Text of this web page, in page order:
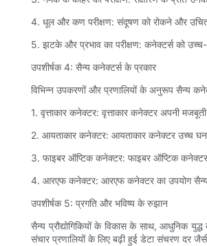
4. धूल और कण परीक्षण: संदूषण को रोकने और उचित
5. झटके और प्रभाव का परीक्षण: कनेक्टर्स को
उपशीर्षक 4: सैन्य कनेक्टर्स के प्रकार
विभिन्न उपकरणों और प्रणालियों के अनुरूप सैन्य
1. वृत्ताकार कनेक्टर: वृत्ताकार कनेक्टर अपनी
2. आयताकार कनेक्टर: आयताकार कनेक्टर उच्च
3. फाइबर ऑप्टिक कनेक्टर: फाइबर ऑप्टिक कनेक्टर
4. आरएफ कनेक्टर: आरएफ कनेक्टर का उपयोग सैन्य
उपशीर्षक 5: प्रगति और भविष्य के रुझान
सैन्य प्रौद्योगिकियों के विकास के साथ, आधुनिक
संचार प्रणालियों के लिए बढ़ी हुई डेटा संचरण दर